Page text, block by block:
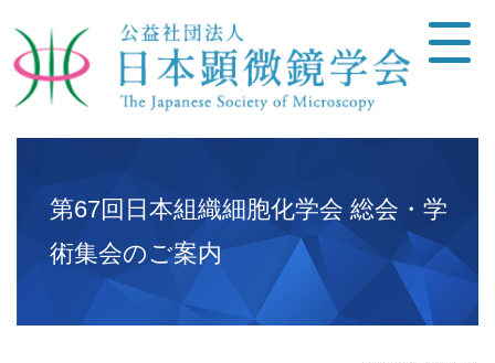
第67回日本組織細胞化学会 総会・学
術集会のご案内